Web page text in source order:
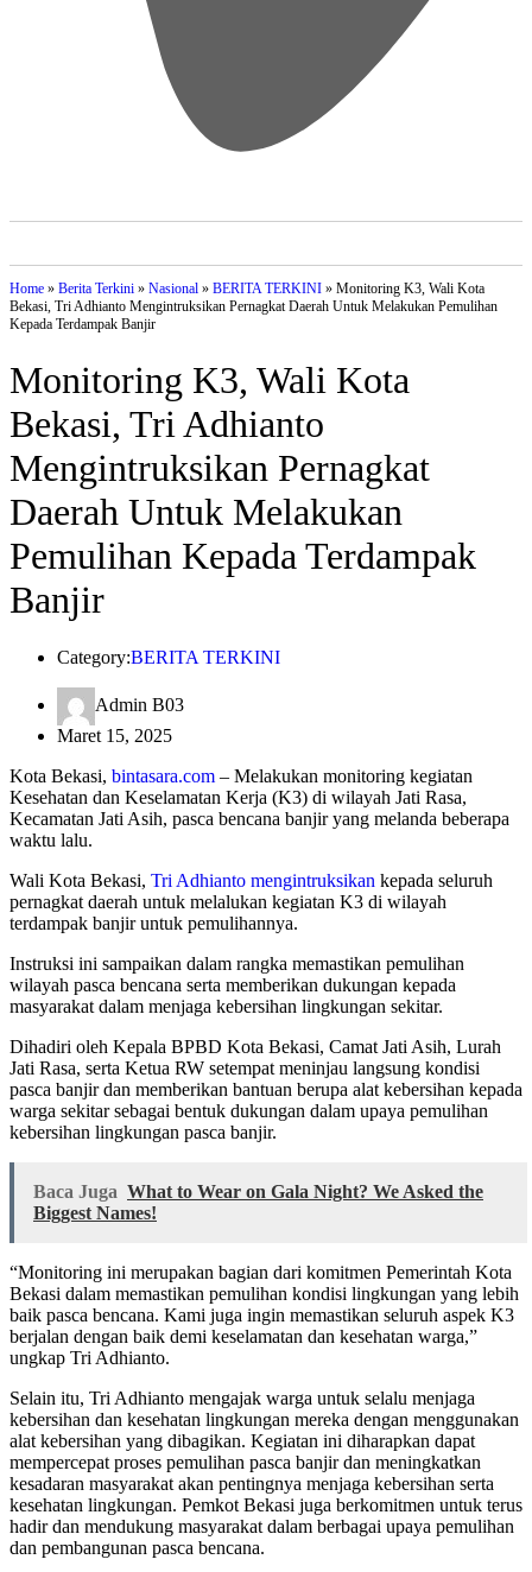
Home » Berita Terkini » Nasional » BERITA TERKINI » Monitoring K3, Wali Kota
Bekasi, Tri Adhianto Mengintruksikan Pernagkat Daerah Untuk Melakukan Pemulihan
Kepada Terdampak Banjir
Monitoring K3, Wali Kota
Bekasi, Tri Adhianto
Mengintruksikan Pernagkat
Daerah Untuk Melakukan
Pemulihan Kepada Terdampak
Banjir
Category:BERITA TERKINI
Admin B03
Maret 15, 2025
Kota Bekasi, bintasara.com – Melakukan monitoring kegiatan
Kesehatan dan Keselamatan Kerja (K3) di wilayah Jati Rasa,
Kecamatan Jati Asih, pasca bencana banjir yang melanda beberapa
waktu lalu.
Wali Kota Bekasi, Tri Adhianto mengintruksikan kepada seluruh
pernagkat daerah untuk melalukan kegiatan K3 di wilayah
terdampak banjir untuk pemulihannya.
Instruksi ini sampaikan dalam rangka memastikan pemulihan
wilayah pasca bencana serta memberikan dukungan kepada
masyarakat dalam menjaga kebersihan lingkungan sekitar.
Dihadiri oleh Kepala BPBD Kota Bekasi, Camat Jati Asih, Lurah
Jati Rasa, serta Ketua RW setempat meninjau langsung kondisi
pasca banjir dan memberikan bantuan berupa alat kebersihan kepada
warga sekitar sebagai bentuk dukungan dalam upaya pemulihan
kebersihan lingkungan pasca banjir.
Baca Juga What to Wear on Gala Night? We Asked the
Biggest Names!
“Monitoring ini merupakan bagian dari komitmen Pemerintah Kota
Bekasi dalam memastikan pemulihan kondisi lingkungan yang lebih
baik pasca bencana. Kami juga ingin memastikan seluruh aspek K3
berjalan dengan baik demi keselamatan dan kesehatan warga,”
ungkap Tri Adhianto.
Selain itu, Tri Adhianto mengajak warga untuk selalu menjaga
kebersihan dan kesehatan lingkungan mereka dengan menggunakan
alat kebersihan yang dibagikan. Kegiatan ini diharapkan dapat
mempercepat proses pemulihan pasca banjir dan meningkatkan
kesadaran masyarakat akan pentingnya menjaga kebersihan serta
kesehatan lingkungan. Pemkot Bekasi juga berkomitmen untuk terus
hadir dan mendukung masyarakat dalam berbagai upaya pemulihan
dan pembangunan pasca bencana.